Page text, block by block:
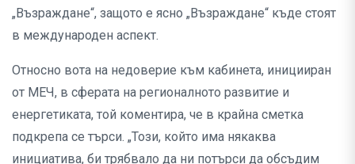
„Възраждане“, защото е ясно „Възраждане“ къде стоят
в международен аспект.
Относно вота на недоверие към кабинета, иницииран
от МЕЧ, в сферата на регионалното развитие и
енергетиката, той коментира, че в крайна сметка
подкрепа се търси. „Този, който има някаква
инициатива, би трябвало да ни потърси да обсъдим